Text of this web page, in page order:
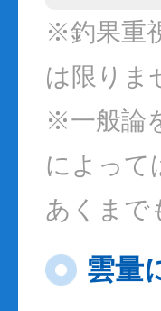
※釣果重
は限りま
※一般論
によって
あくまで
雲量